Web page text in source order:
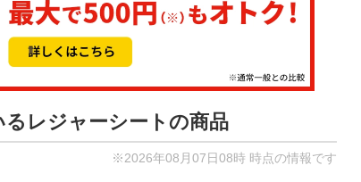
レジャーシートの商品
※2026年08月07日08時 時点の情報です